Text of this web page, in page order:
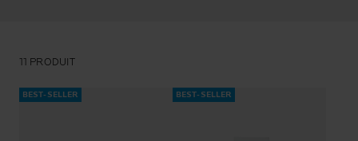
11 PRODUIT
BEST-SELLER BEST-SELLER